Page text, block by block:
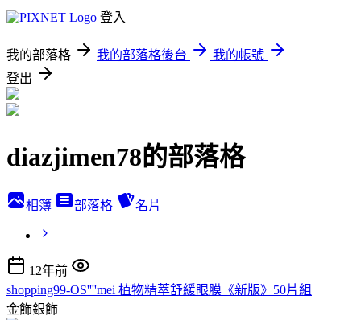
登入
我的部落格 我的部落格後台
我的帳號
登出
diazjimen78的部落格
相簿 部落格 名片
12年前
shopping99-OS''''mei 植物精萃舒緩眼膜《新版》50片組
金飾銀飾